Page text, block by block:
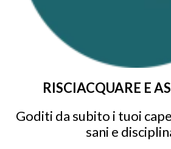
RISCIACQUARE E
Goditi da subito i tuoi
sani e